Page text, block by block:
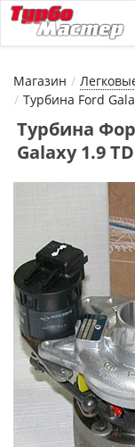
Магазин
Турбина Ford
Турбина
Galaxy 1.9